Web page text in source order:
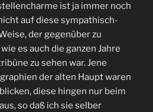
ist ja immer noch
auf diese sympathisch-
der gegenüber zu
es auch die ganzen Jahre
zu sehen war. Jene
der alten Haupt waren
diese hingen nur beim
so daß ich sie selber